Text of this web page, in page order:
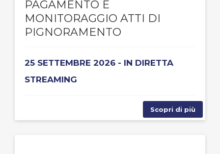
PAGAMENTO E
MONITORAGGIO ATTI DI
PIGNORAMENTO
25 SETTEMBRE 2026 - IN DIRETTA
STREAMING
Scopri di più